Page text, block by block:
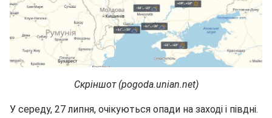
Скріншот (pogoda.unian.net)
У середу, 27 липня, очікуються опади на заході і півдні.